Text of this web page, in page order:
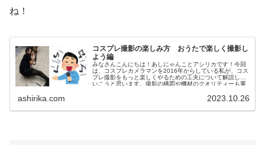
ね！
コスプレ撮影の楽しみ方 おうたで楽しく撮影し
よう編
みなさんこんにちは！あしにゃんことアシリカです！今回
は、コスプレカメラマンを2016年からしている私が、コス
プレ撮影をもっと楽しくやるための工夫について解説して
いこうと思います。撮影の構図や機材のクオリティーも重
ashirika.com 2023.10.26